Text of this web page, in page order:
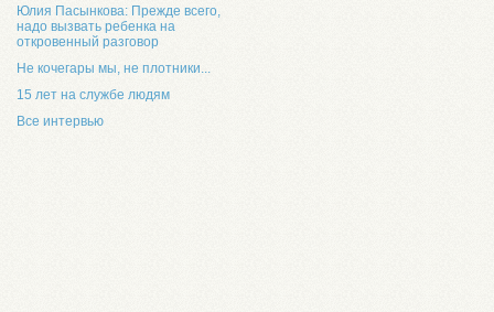
Юлия Пасынкова: Прежде всего,
надо вызвать ребенка на
откровенный разговор
Не кочегары мы, не плотники...
15 лет на службе людям
Все интервью